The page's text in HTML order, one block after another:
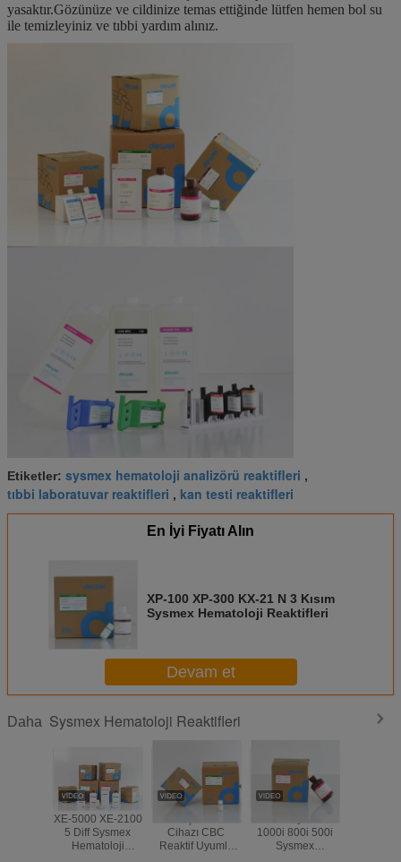
yasaktır.Gözünüze ve cildinize temas ettiğinde lütfen hemen bol su
ile temizleyiniz ve tıbbi yardım alınız.
Etiketler: sysmex hematoloji analizörü reaktifleri ,
tıbbi laboratuvar reaktifleri , kan testi reaktifleri
En İyi Fiyatı Alın
XP-100 XP-300 KX-21 N 3 Kısım
Sysmex Hematoloji Reaktifleri
Devam et
Daha Sysmex Hematoloji Reaktifleri
XE-5000 XE-2100
5 Diff Sysmex
Hematoloji
Cihazı CBC
Reaktif Uyumlu
1000i 800i 500i
Sysmex